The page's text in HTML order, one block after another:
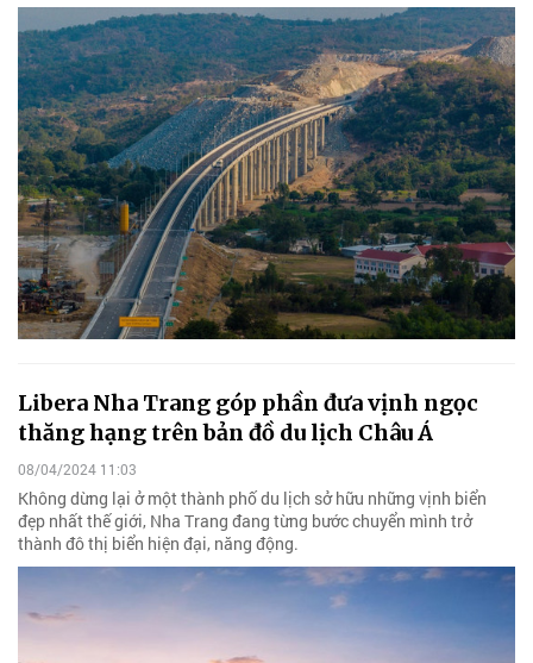
Libera Nha Trang góp phần đưa vịnh ngọc
thăng hạng trên bản đồ du lịch Châu Á
08/04/2024 11:03
Không dừng lại ở một thành phố du lịch sở hữu những vịnh biển
đẹp nhất thế giới, Nha Trang đang từng bước chuyển mình trở
thành đô thị biển hiện đại, năng động.